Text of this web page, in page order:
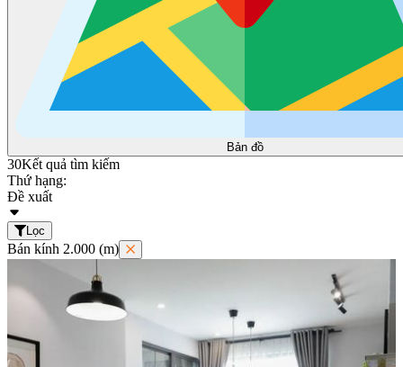
Bản đồ
30Kết quả tìm kiếm
Thứ hạng:
Đề xuất
Lọc
Bán kính 2.000 (m)